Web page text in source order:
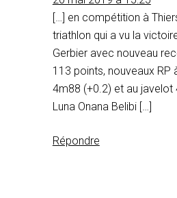
[…] en compétition à
triathlon qui a vu la
Gerbier avec nouveau
113 points, nouveaux RP
4m88 (+0.2) et au javelot
Luna Onana Belibi […]
Répondre